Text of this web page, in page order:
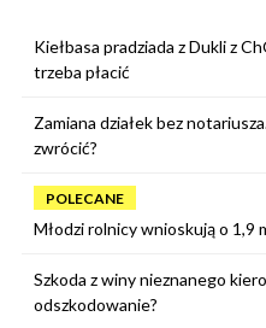
Kiełbasa pradziada z Dukli z
trzeba płacić
Zamiana działek bez
zwrócić?
POLECANE
Młodzi rolnicy wnioskują o 1,9
Szkoda z winy nieznanego
odszkodowanie?